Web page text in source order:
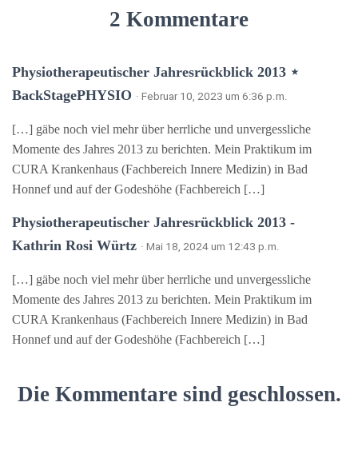
2 Kommentare
Physiotherapeutischer Jahresrückblick 2013 ⋆
BackStagePHYSIO · Februar 10, 2023 um 6:36 p.m.
[…] gäbe noch viel mehr über herrliche und unvergessliche
Momente des Jahres 2013 zu berichten. Mein Praktikum im
CURA Krankenhaus (Fachbereich Innere Medizin) in Bad
Honnef und auf der Godeshöhe (Fachbereich […]
Physiotherapeutischer Jahresrückblick 2013 -
Kathrin Rosi Würtz · Mai 18, 2024 um 12:43 p.m.
[…] gäbe noch viel mehr über herrliche und unvergessliche
Momente des Jahres 2013 zu berichten. Mein Praktikum im
CURA Krankenhaus (Fachbereich Innere Medizin) in Bad
Honnef und auf der Godeshöhe (Fachbereich […]
Die Kommentare sind geschlossen.